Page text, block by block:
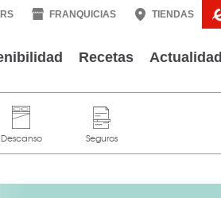
FRANQUICIAS TIENDAS
Recetas Actualidad